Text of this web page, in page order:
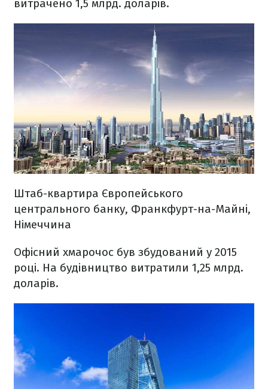
витрачено 1,5 млрд. доларів.
Штаб-квартира Європейського
центрального банку, Франкфурт-на-Майні,
Німеччина
Офісний хмарочос був збудований у 2015
році. На будівництво витратили 1,25 млрд.
доларів.